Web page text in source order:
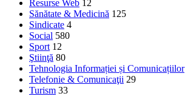
Resurse Web 12
Sănătate & Medicină 125
Sindicate 4
Social 580
Sport 12
Ştiinţă 80
Tehnologia Informației și Comunicațiilor
Telefonie & Comunicaţii 29
Turism 33